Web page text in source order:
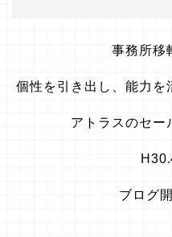
事務所移
個性を引き出し、能力を
アトラスのセー
ブログ